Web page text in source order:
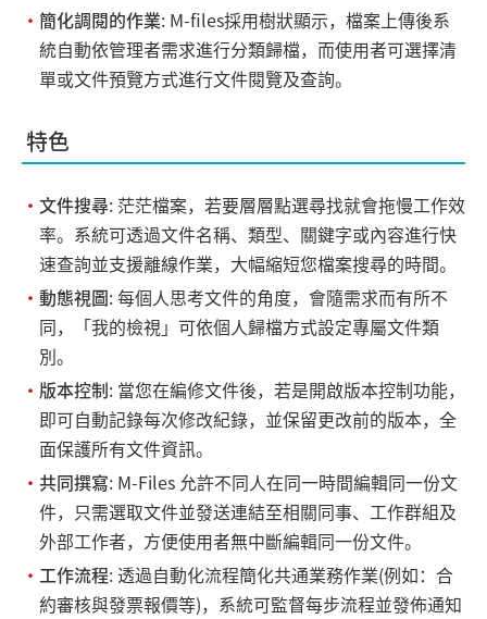
・ 簡化調閱的作業: M-files採用樹狀顯示，檔案上傳後系
統自動依管理者需求進行分類歸檔，而使用者可選擇清
單或文件預覽方式進行文件閱覽及查詢。
特色
・ 文件搜尋: 茫茫檔案，若要層層點選尋找就會拖慢工作效
率。系統可透過文件名稱、類型、關鍵字或內容進行快
速查詢並支援離線作業，大幅縮短您檔案搜尋的時間。
・ 動態視圖: 每個人思考文件的角度，會隨需求而有所不
同，「我的檢視」可依個人歸檔方式設定專屬文件類
別。
・ 版本控制: 當您在編修文件後，若是開啟版本控制功能，
即可自動記錄每次修改紀錄，並保留更改前的版本，全
面保護所有文件資訊。
・ 共同撰寫: M-Files 允許不同人在同一時間編輯同一份文
件，只需選取文件並發送連結至相關同事、工作群組及
外部工作者，方便使用者無中斷編輯同一份文件。
・ 工作流程: 透過自動化流程簡化共通業務作業(例如：合
約審核與發票報價等)，系統可監督每步流程並發佈通知